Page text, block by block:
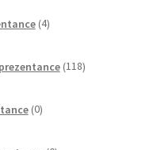
4izdelki
118izdelkov
0izdelkov